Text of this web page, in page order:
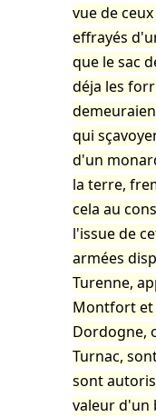
vue de
effrayés
que le sac
déja les
qui
d'un
la terre,
cela au
l'issue de
armées
Turenne,
Montfort et
Dordogne,
Turnac,
sont
valeur d'un